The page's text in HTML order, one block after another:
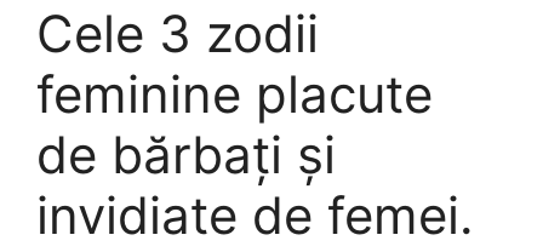
Cele 3 zodii
feminine placute
de bărbați și
invidiate de femei.